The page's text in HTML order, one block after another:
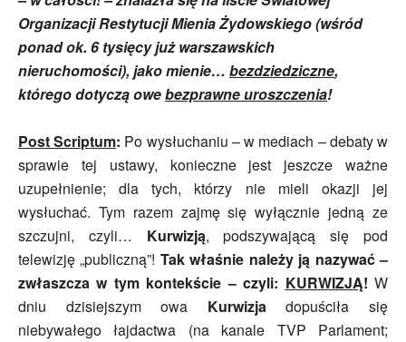
Organizacji Restytucji Mienia Żydowskiego (wśród
ponad ok. 6 tysięcy już warszawskich
nieruchomości), jako mienie… bezdziedziczne,
którego dotyczą owebezprawne uroszczenia!
Post Scriptum: Po wysłuchaniu – w mediach – debaty w
sprawie tej ustawy, konieczne jest jeszcze ważne
uzupełnienie; dla tych, którzy nie mieli okazji jej
wysłuchać. Tym razem zajmę się wyłącznie jedną ze
szczujni, czyli… Kurwizją, podszywającą się pod
telewizję „publiczną”! Tak właśnie należy ją nazywać –
zwłaszcza w tym kontekście – czyli: KURWIZJĄ!W
dniu dzisiejszym owa Kurwizjadopuściła się
niebywałego łajdactwa (na kanale TVP Parlament;